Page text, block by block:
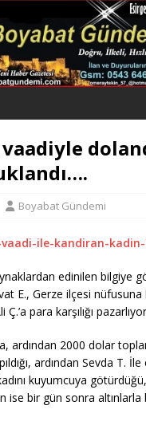
Boyabat Gündemi
edinilen bilgiye
E., Gerze ilçesi nüfusuna
Ç.’a para karşılığı
ardından 2000 dolar
ardından Sevda T.
kuyumcuya
ise bir gün sonra altınlarla